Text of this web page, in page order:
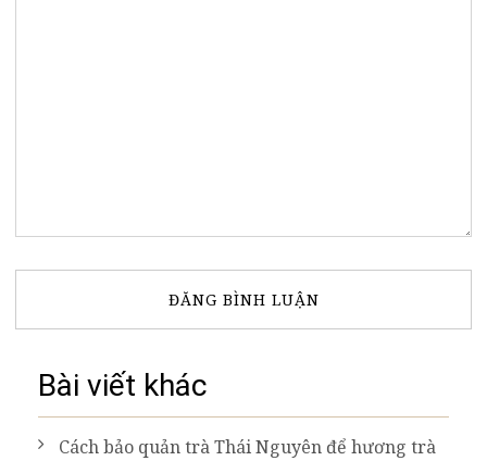
Bài viết khác
Cách bảo quản trà Thái Nguyên để hương trà